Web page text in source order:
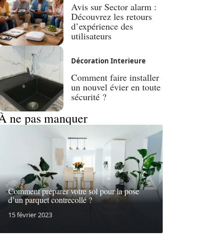
Avis sur Sector alarm :
Découvrez les retours
d’expérience des
utilisateurs
Décoration Interieure
Comment faire installer
un nouvel évier en toute
sécurité ?
ne pas manquer
Comment préparer votre sol pour la pose
d’un parquet contrecollé ?
15 février 2023